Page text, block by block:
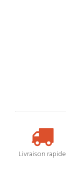
Livraison rapide